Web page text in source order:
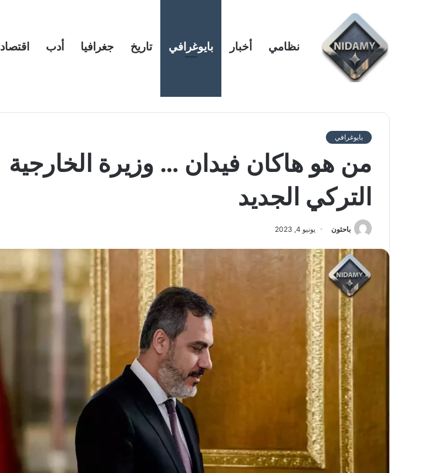
نظامي أخبار بايوغرافي تاريخ جغرافيا أدب اقتصاد
بايوغرافي
من هو هاكان فيدان … وزيرة الخارجية
التركي الجديد
باحثون يونيو 4, 2023